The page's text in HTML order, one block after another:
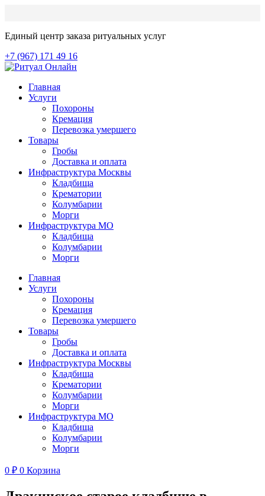
Единый центр заказа ритуальных услуг
+7 (967) 171 49 16
Главная
Услуги
Похороны
Кремация
Перевозка умершего
Товары
Гробы
Доставка и оплата
Инфраструктура Москвы
Кладбища
Крематории
Колумбарии
Морги
Инфраструктура МО
Кладбища
Колумбарии
Морги
Главная
Услуги
Похороны
Кремация
Перевозка умершего
Товары
Гробы
Доставка и оплата
Инфраструктура Москвы
Кладбища
Крематории
Колумбарии
Морги
Инфраструктура МО
Кладбища
Колумбарии
Морги
0 ₽ 0 Корзина